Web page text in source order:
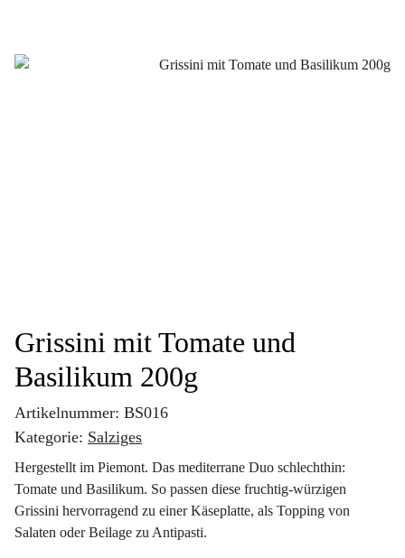
Grissini mit Tomate und
Basilikum 200g
Artikelnummer: BS016
Kategorie: Salziges
Hergestellt im Piemont. Das mediterrane Duo schlechthin:
Tomate und Basilikum. So passen diese fruchtig-würzigen
Grissini hervorragend zu einer Käseplatte, als Topping von
Salaten oder Beilage zu Antipasti.